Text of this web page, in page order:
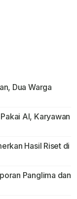
Dua Warga
AI, Karyawan
Hasil Riset di
Panglima dan